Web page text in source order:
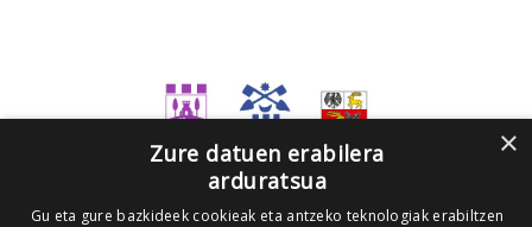
×
Zure datuen erabilera
arduratsua
Gu eta gure bazkideek cookieak eta antzeko teknologiak erabiltzen